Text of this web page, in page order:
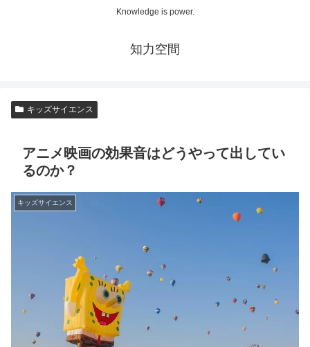
Knowledge is power.
知力空間
キッズサイエンス
アニメ映画の効果音はどうやって出してい
るのか？
キッズサイエンス